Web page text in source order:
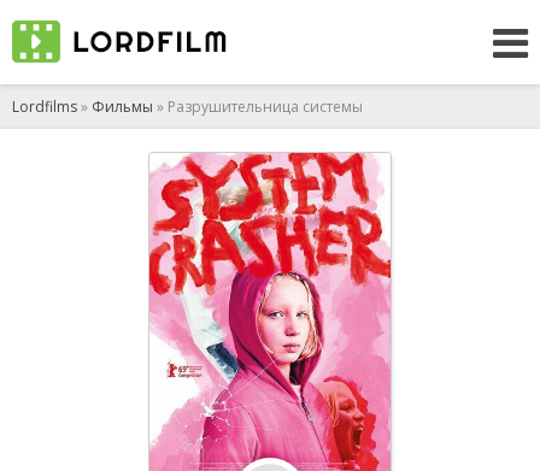
Lordfilms» Фильмы » Разрушительница системы